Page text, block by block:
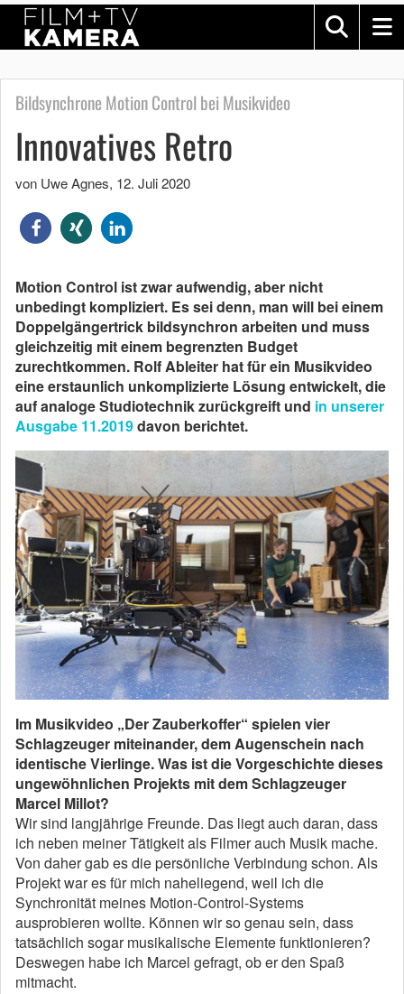
Bildsynchrone Motion Control bei Musikvideo
Innovatives Retro
von Uwe Agnes, 12. Juli 2020
Motion Control ist zwar aufwendig, aber nicht
unbedingt kompliziert. Es sei denn, man will bei einem
Doppelgängertrick bildsynchron arbeiten und muss
gleichzeitig mit einem begrenzten Budget
zurechtkommen. Rolf Ableiter hat für ein Musikvideo
eine erstaunlich unkomplizierte Lösung entwickelt, die
auf analoge Studiotechnik zurückgreift und in unserer
Ausgabe 11.2019davon berichtet.
Im Musikvideo „Der Zauberkoffer“ spielen vier
Schlagzeuger miteinander, dem Augenschein nach
identische Vierlinge. Was ist die Vorgeschichte dieses
ungewöhnlichen Projekts mit dem Schlagzeuger
Marcel Millot?
Wir sind langjährige Freunde. Das liegt auch daran, dass
ich neben meiner Tätigkeit als Filmer auch Musik mache.
Von daher gab es die persönliche Verbindung schon. Als
Projekt war es für mich naheliegend, weil ich die
Synchronität meines Motion-Control-Systems
ausprobieren wollte. Können wir so genau sein, dass
tatsächlich sogar musikalische Elemente funktionieren?
Deswegen habe ich Marcel gefragt, ob er den Spaß
mitmacht.